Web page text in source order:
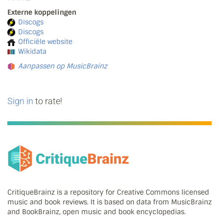
Externe koppelingen
Discogs
Discogs
Officiële website
Wikidata
Aanpassen op MusicBrainz
Sign in to rate!
CritiqueBrainz is a repository for Creative Commons licensed
music and book reviews. It is based on data from MusicBrainz
and BookBrainz, open music and book encyclopedias.